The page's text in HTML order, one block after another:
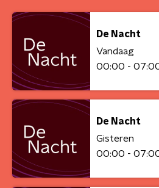
De Nacht
Vandaag
00:00 -
De Nacht
Gisteren
00:00 -